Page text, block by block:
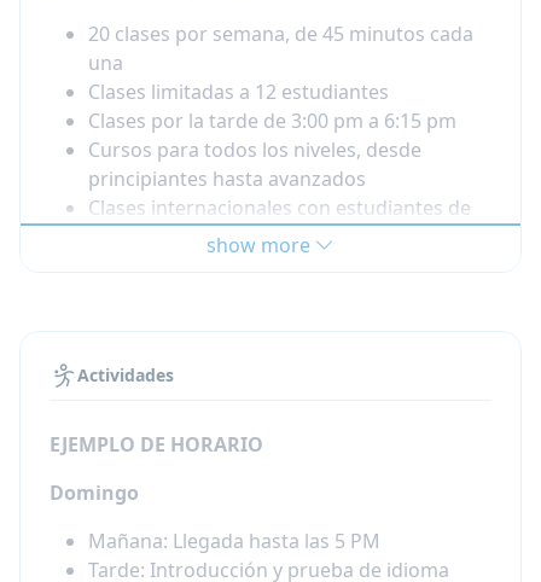
20 clases por semana, de 45 minutos cada
una
Clases limitadas a 12 estudiantes
Clases por la tarde de 3:00 pm a 6:15 pm
Cursos para todos los niveles, desde
principiantes hasta avanzados
Clases internacionales con estudiantes de
muchos países
Max. 12 estudiantes por clase
16,000 metros cuadrados con:
el sitio
Sala de estar, restaurante y café
Canchas de voleibol y baloncesto
Mesa de billar y zona de barbacoa
show more
Actividades
EJEMPLO DE HORARIO
Domingo
Mañana: Llegada hasta las 5 PM
Tarde: Introducción y prueba de idioma